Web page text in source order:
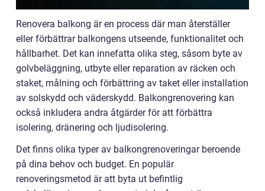
Renovera balkong är en process där man återställer
eller förbättrar balkongens utseende, funktionalitet och
hållbarhet. Det kan innefatta olika steg, såsom byte av
golvbeläggning, utbyte eller reparation av räcken och
staket, målning och förbättring av taket eller installation
av solskydd och väderskydd. Balkongrenovering kan
också inkludera andra åtgärder för att förbättra
isolering, dränering och ljudisolering.
Det finns olika typer av balkongrenoveringar beroende
på dina behov och budget. En populär
renoveringsmetod är att byta ut befintlig